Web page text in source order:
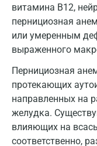
витамина B12,
пернициозная
или умеренным
выраженного
Пернициозная
протекающих
направленных на
желудка.
влияющих на
соответственно,